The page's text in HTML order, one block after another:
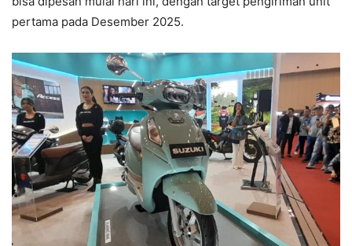
pertama pada Desember 2025.